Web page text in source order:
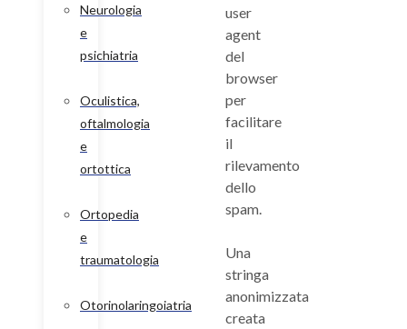
Neurologia
e
psichiatria
Oculistica,
oftalmologia
e
ortottica
Ortopedia
e
traumatologia
Otorinolaringoiatria
user
agent
del
browser
per
facilitare
il
rilevamento
dello
spam.
Una
stringa
anonimizzata
creata